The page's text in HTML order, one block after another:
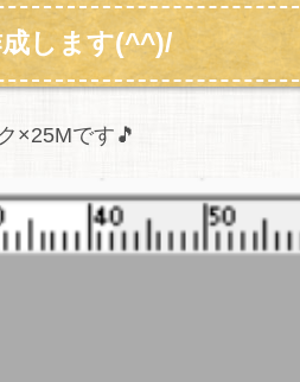
します(^^)/
×25Mです🎵